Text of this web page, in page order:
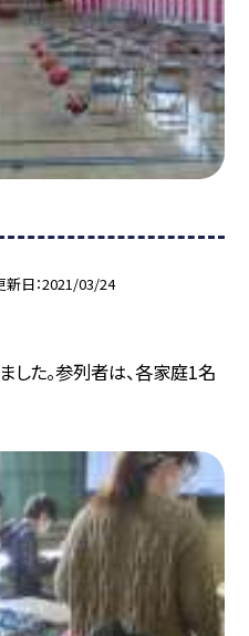
新日 2021/03/24
した。参列者は、各家庭1名